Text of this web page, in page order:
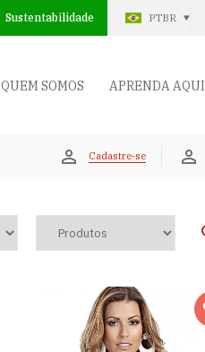
Sustentabilidade PTBR
QUEM SOMOS APRENDA AQUI
Cadastre-se